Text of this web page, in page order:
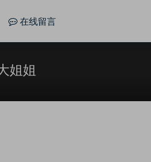
在线留言
姐姐